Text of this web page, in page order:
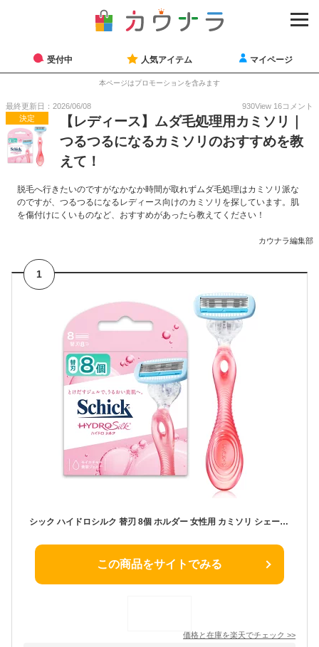
受付中 人気アイテム マイページ
本ページはプロモーションを含みます
最終更新日：2026/06/08 930View 16コメント
決定
【レディース】ムダ毛処理用カミソリ｜
つるつるになるカミソリのおすすめを教
えて！
脱毛へ行きたいのですがなかなか時間が取れずムダ毛処理はカミソリ派な
のですが、つるつるになるレディース向けのカミソリを探しています。肌
を傷付けにくいものなど、おすすめがあったら教えてください！
カウナラ編集部
1
シック ハイドロシルク 替刃 8個 ホルダー 女性用 カミソリ シェービング shick 替え刃 8枚 8コ ムダ毛 産毛 顔そり 顔剃り ホルダー付き 角質ケア シックハイドロ レディース ウーマン Schick(シック) 5枚刃 ハイドロ シルク クラブパック お徳用 大容量 替刃 うぶ毛 処理
この商品をサイトでみる
価格と在庫を楽天でチェック >>